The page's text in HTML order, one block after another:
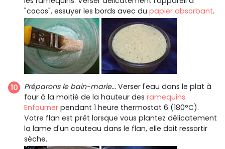
"cocos", essuyer les bords avec du papier absorbant.
Préparons le bain-marie... Verser l'eau dans le plat à
four à la moitié de la hauteur des ramequins.
Enfourner pendant 1 heure thermostat 6 (180°C).
Votre flan est prêt lorsque vous plantez délicatement
la lame d'un couteau dans le flan, elle doit ressortir
sèche.